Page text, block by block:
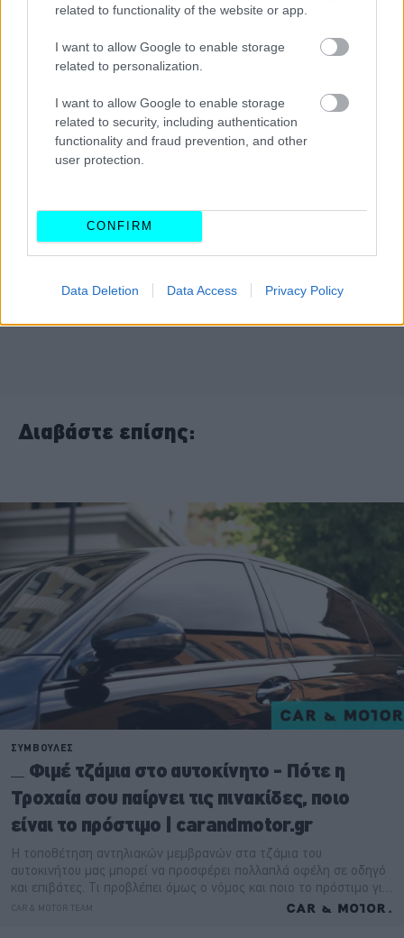
related to functionality of the website or app.
I want to allow Google to enable storage
related to personalization.
I want to allow Google to enable storage
related to security, including authentication
functionality and fraud prevention, and other
user protection.
CONFIRM
Data Deletion Data Access Privacy Policy
Διαβάστε επίσης: